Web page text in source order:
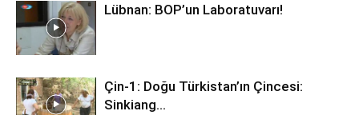
Lübnan: BOP’un Laboratuvarı!
Çin-1: Doğu Türkistan’ın Çincesi:
Sinkiang…